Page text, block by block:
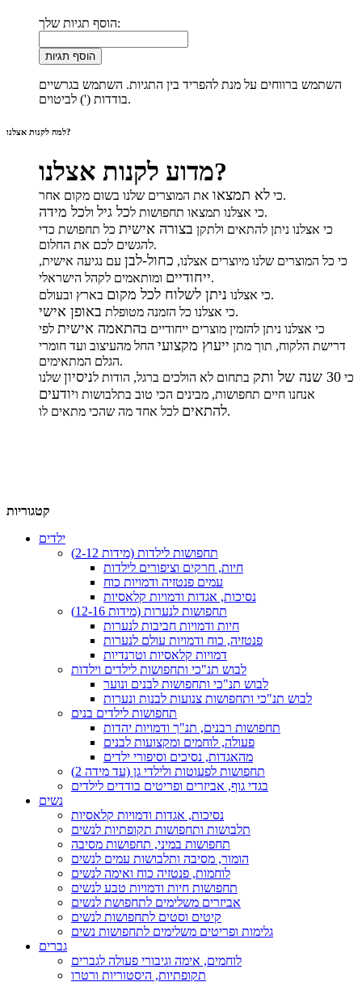
הוסף תגיות שלך:
הוסף תגיות
השתמש ברווחים על מנת להפריד בין התגיות. השתמש בגרשיים
בודדות (') לביטוים.
למה לקנות אצלנו?
מדוע לקנות אצלנו?
כי לא תמצאו
את המוצרים שלנו בשום מקום אחר.
כי אצלנו תמצאו תחפושות לכל גיל ולכל מידה
.
כי אצלנו ניתן להתאים ולתקן בצורה אישית כל תחפושת כדי
להגשים לכם את החלום.
כי כל המוצרים שלנו מיוצרים אצלנו, כחול-לבן עם נגיעה אישית,
ייחודייםומותאמים לקהל הישראלי.
כי אצלנו ניתן לשלוח לכל מקום
בארץ ובעולם.
כי אצלנו כל הזמנה מטופלת באופן אישי
.
כי אצלנו ניתן להזמין מוצרים ייחודיים בהתאמה אישית לפי
דרישת הלקוח, תוך מתן ייעוץ מקצועי החל מהעיצוב ועד חומרי
הגלם המתאימים.
כי 30 שנה של ותק בתחום לא הולכים ברגל, הודות לניסיון שלנו
אנחנו חיים תחפושות, מבינים הכי טוב בתלבושות ויודעים
להתאיםלכל אחד מה שהכי מתאים לו.
קטגוריות
ילדים
תחפושות לילדות (מידות 2-12)
חיות, חרקים וציפורים לילדות
עמים פנטזיה ודמויות כוח
נסיכות, אגדות ודמויות קלאסיות
תחפושות לנערות (מידות 12-16)
חיות ודמויות חביבות לנערות
פנטזיה, כוח ודמויות עולם לנערות
דמויות קלאסיות וטרנדיות
לבוש תנ"כי ותחפושות לילדים וילדות
לבוש תנ"כי ותחפושות לבנים ונוער
לבוש תנ"כי ותחפושות צנועות לבנות ונערות
תחפושות לילדים בנים
תחפושות רבנים, תנ"ך ודמויות יהדות
פעולה, לוחמים ומקצועות לבנים
מהאגדות, נסיכים וסיפורי ילדים
תחפושות לפעוטות ולילדי גן (עד מידה 2)
בגדי גוף, אביזרים ופריטים בודדים לילדים
נשים
נסיכות, אגדות ודמויות קלאסיות
תלבושות ותחפושות תקופתיות לנשים
תחפושות במיני, תחפושות מסיבה
הומור, מסיבה ותלבושות עמים לנשים
לוחמות, פנטזיה כוח ואימה לנשים
תחפושות חיות ודמויות טבע לנשים
אביזרים משלימים לתחפושת לנשים
קיטים וסטים לתחפושות לנשים
גלימות ופריטים משלימים לתחפושות נשים
גברים
לוחמים, אימה וגיבורי פעולה לגברים
תקופתיות, היסטוריות ורטרו